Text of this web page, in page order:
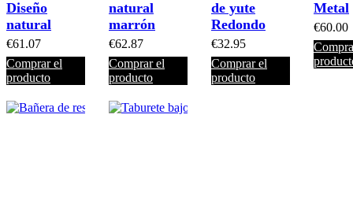
Diseño
natural
€61.07
Comprar el
producto
natural
marrón
€62.87
Comprar el
producto
de yute
Redondo
€32.95
Comprar el
producto
Metal
€60.00